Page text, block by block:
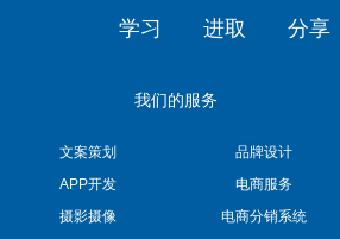
学习 进取 分享
我们的服务
文案策划
品牌设计
APP开发
电商服务
摄影摄像
电商分销系统